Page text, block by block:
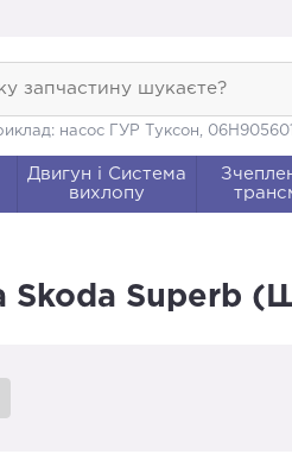
запчастину шукаєте?
насос ГУР Туксон,
Двигун і Система
вихлопу
Skoda Superb